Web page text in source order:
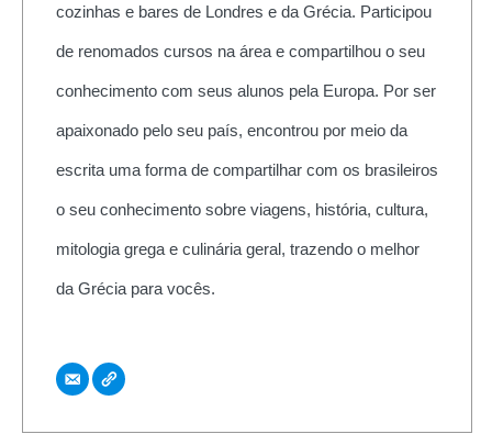
cozinhas e bares de Londres e da Grécia. Participou
de renomados cursos na área e compartilhou o seu
conhecimento com seus alunos pela Europa. Por ser
apaixonado pelo seu país, encontrou por meio da
escrita uma forma de compartilhar com os brasileiros
o seu conhecimento sobre viagens, história, cultura,
mitologia grega e culinária geral, trazendo o melhor
da Grécia para vocês.